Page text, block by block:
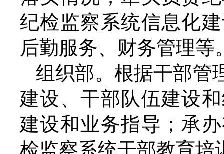
纪检监察系统信息化
后勤服务、财务管理等
组织部。根据干部管
建设、干部队伍建设
建设和业务指导；承